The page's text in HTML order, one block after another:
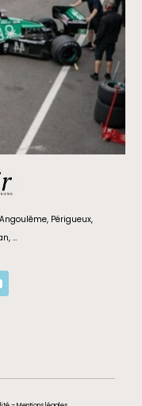
Angoulême, Périgueux,
, …